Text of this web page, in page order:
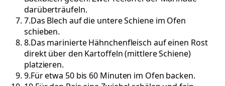
darüberträufeln.
7.Das Blech auf die untere Schiene im Ofen
schieben.
8.Das marinierte Hähnchenfleisch auf einen Rost
direkt über den Kartoffeln (mittlere Schiene)
platzieren.
9.Für etwa 50 bis 60 Minuten im Ofen backen.